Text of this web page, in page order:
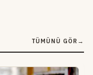
TÜMÜNÜ GÖR →